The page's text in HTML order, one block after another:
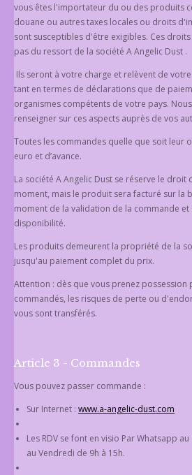
vous êtes l'importateur du ou des produits
douane ou autres taxes locales ou droits
sont susceptibles d'être exigibles. Ces
pas du ressort de la société A Angelic Dust .
Ils seront à votre charge et relèvent de
tant en termes de déclarations que de
organismes compétents de votre pays.
renseigner sur ces aspects auprès de vos
Toutes les commandes quelle que soit leur
euro et d’avance.
La société A Angelic Dust se réserve le
moment, mais le produit sera facturé sur la
moment de la validation de la commande et
disponibilité.
Les produits demeurent la propriété de la
jusqu'au paiement complet du prix.
Attention : dès que vous prenez
commandés, les risques de perte ou
vous sont transférés.
Article 3 - Commandes
Vous pouvez passer commande :
Sur Internet : www.a-angelic-dust.com
Les RDV se font en visio Par Whatsapp au
au Vendredi de 9h à 15h.